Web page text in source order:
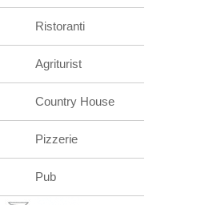
Ristoranti
Agriturist
Country House
Pizzerie
Pub